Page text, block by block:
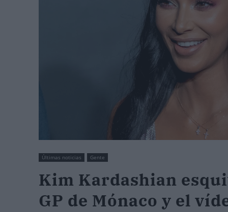
Últimas noticias Gente
Kim Kardashian
GP de Mónaco y el